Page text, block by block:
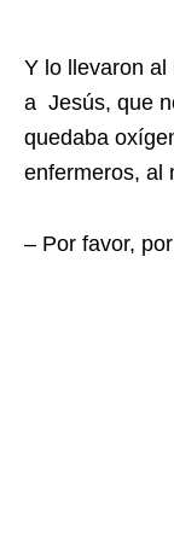
Y lo llevaron al
a Jesús, que
quedaba
enfermeros, al
– Por favor,